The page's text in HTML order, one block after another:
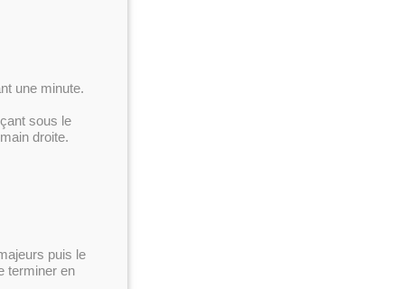
une minute.
sous le
droite.
puis le
terminer en